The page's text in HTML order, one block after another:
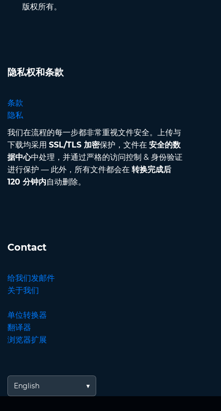
版权所有。
隐私权和条款
条款
隐私
我们在流程的每一步都非常重视文件安全。上传与
下载均采用 SSL/TLS 加密保护，文件在 安全的数
据中心中处理，并通过严格的访问控制 & 身份验证
进行保护 — 此外，所有文件都会在 转换完成后
120 分钟内自动删除。
Contact
给我们发邮件
关于我们
单位转换器
翻译器
浏览器扩展
English